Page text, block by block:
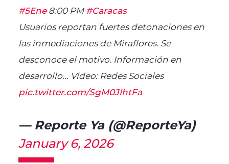
#5Ene8:00 PM#Caracas
Usuarios reportan fuertes detonaciones en
las inmediaciones de Miraflores. Se
desconoce el motivo. Información en
desarrollo... Vídeo: Redes Sociales
pic.twitter.com/SgM0JIhtFa
— Reporte Ya (@ReporteYa)
January 6, 2026